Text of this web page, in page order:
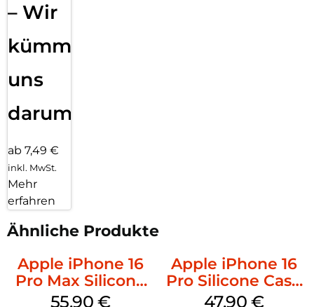
– Wir
kümmern
uns
darum!
ab 7,49 €
inkl. MwSt.
Mehr
erfahren
Ähnliche Produkte
Apple iPhone 16
Pro Max Silicone
Case MagSafe
55,90 €
Apple iPhone 16
Pro Silicone Case
MagSafe Denim
47,90 €